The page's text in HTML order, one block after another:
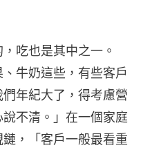
吃也是其中之一。
、牛奶這些，有些客戶
年紀大了，得考慮營
不清。」在一個家庭
，「客戶一般最看重